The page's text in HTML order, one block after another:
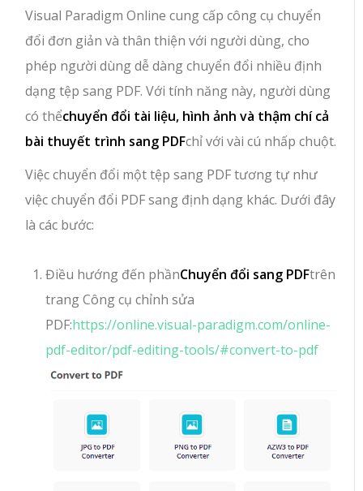
Visual Paradigm Online cung cấp công cụ chuyển
đổi đơn giản và thân thiện với người dùng, cho
phép người dùng dễ dàng chuyển đổi nhiều định
dạng tệp sang PDF. Với tính năng này, người dùng
có thểchuyển đổi tài liệu, hình ảnh và thậm chí cả
bài thuyết trình sang PDFchỉ với vài cú nhấp chuột.
Việc chuyển đổi một tệp sang PDF tương tự như
việc chuyển đổi PDF sang định dạng khác. Dưới đây
là các bước:
Điều hướng đến phầnChuyển đổi sang PDFtrên
trang Công cụ chỉnh sửa
PDF:https://online.visual-paradigm.com/online-
pdf-editor/pdf-editing-tools/#convert-to-pdf